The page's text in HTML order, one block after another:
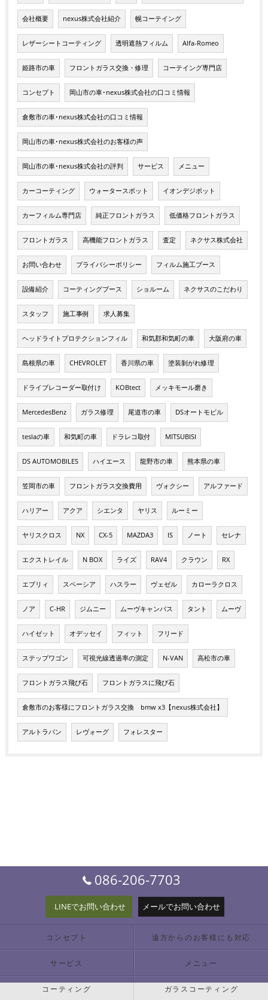
会社概要 nexus株式会社紹介 幌コーテイング
レザーシートコーティング 透明遮熱フィルム Alfa-Romeo
姫路市の車 フロントガラス交換・修理 コーテイング専門店
コンセプト 岡山市の車･nexus株式会社の口コミ情報
倉敷市の車･nexus株式会社の口コミ情報
岡山市の車･nexus株式会社のお客様の声
岡山市の車･nexus株式会社の評判 サービス メニュー
カーコーティング ウォータースポット イオンデジポット
カーフィルム専門店 純正フロントガラス 低価格フロントガラス
フロントガラス 高機能フロントガラス 査定 ネクサス株式会社
お問い合わせ プライバシーポリシー フィルム施工ブース
設備紹介 コーティングブース ショルーム ネクサスのこだわり
スタッフ 施工事例 求人募集
ヘッドライトプロテクションフィル 和気郡和気町の車 大阪府の車
島根県の車 CHEVROLET 香川県の車 塗装剝がれ修理
ドライブレコーダー取付け KOBtect メッキモール磨き
MercedesBenz ガラス修理 尾道市の車 DSオートモビル
teslaの車 和気町の車 ドラレコ取付 MITSUBISI
DS AUTOMOBILES ハイエース 龍野市の車 熊本県の車
笠岡市の車 フロントガラス交換費用 ヴォクシー アルファード
ハリアー アクア シエンタ ヤリス ルーミー
ヤリスクロス NX CX-5 MAZDA3 IS ノート セレナ
エクストレイル N BOX ライズ RAV4 クラウン RX
エブリィ スペーシア ハスラー ヴェゼル カローラクロス
ノア C-HR ジムニー ムーヴキャンバス タント ムーヴ
ハイゼット オデッセイ フィット フリード
ステップワゴン 可視光線透過率の測定 N-VAN 高松市の車
フロントガラス飛び石 フロントガラスに飛び石
倉敷市のお客様にフロントガラス交換 bmw x3【nexus株式会社】
アルトラパン レヴォーグ フォレスター
086-206-7703
LINEでお問い合わせ メールでお問い合わせ
コンセプト 遠方からのお客様にも対応
サービス メニュー
コーティング ガラスコーティング